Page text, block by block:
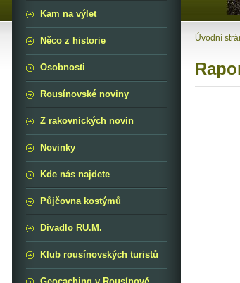
Úvodní
Kam na výlet
Něco z historie
Osobnosti
Rousínovské noviny
Z rakovnických novin
Novinky
Kde nás najdete
Půjčovna kostýmů
Divadlo RU.M.
Klub rousínovských turistů